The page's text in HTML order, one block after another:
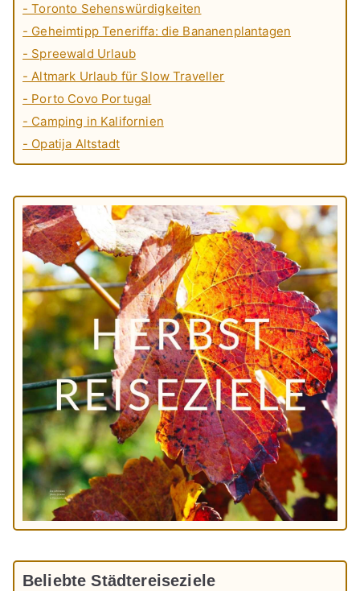
- Toronto Sehenswürdigkeiten
- Geheimtipp Teneriffa: die Bananenplantagen
- Spreewald Urlaub
- Altmark Urlaub für Slow Traveller
- Porto Covo Portugal
- Camping in Kalifornien
- Opatija Altstadt
Beliebte Städtereiseziele